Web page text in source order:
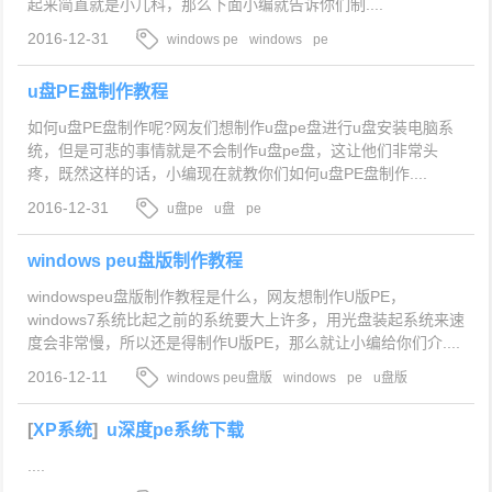
起来简直就是小儿科，那么下面小编就告诉你们制....
2016-12-31
windows pe windows pe
u盘PE盘制作教程
如何u盘PE盘制作呢?网友们想制作u盘pe盘进行u盘安装电脑系
统，但是可悲的事情就是不会制作u盘pe盘，这让他们非常头
疼，既然这样的话，小编现在就教你们如何u盘PE盘制作....
2016-12-31
u盘pe u盘 pe
windows peu盘版制作教程
windowspeu盘版制作教程是什么，网友想制作U版PE，
windows7系统比起之前的系统要大上许多，用光盘装起系统来速
度会非常慢，所以还是得制作U版PE，那么就让小编给你们介....
2016-12-11
windows peu盘版 windows pe u盘版
[XP系统] u深度pe系统下载